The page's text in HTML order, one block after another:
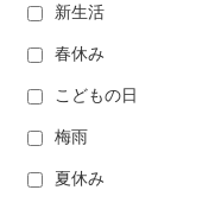
新生活
春休み
こどもの日
梅雨
夏休み